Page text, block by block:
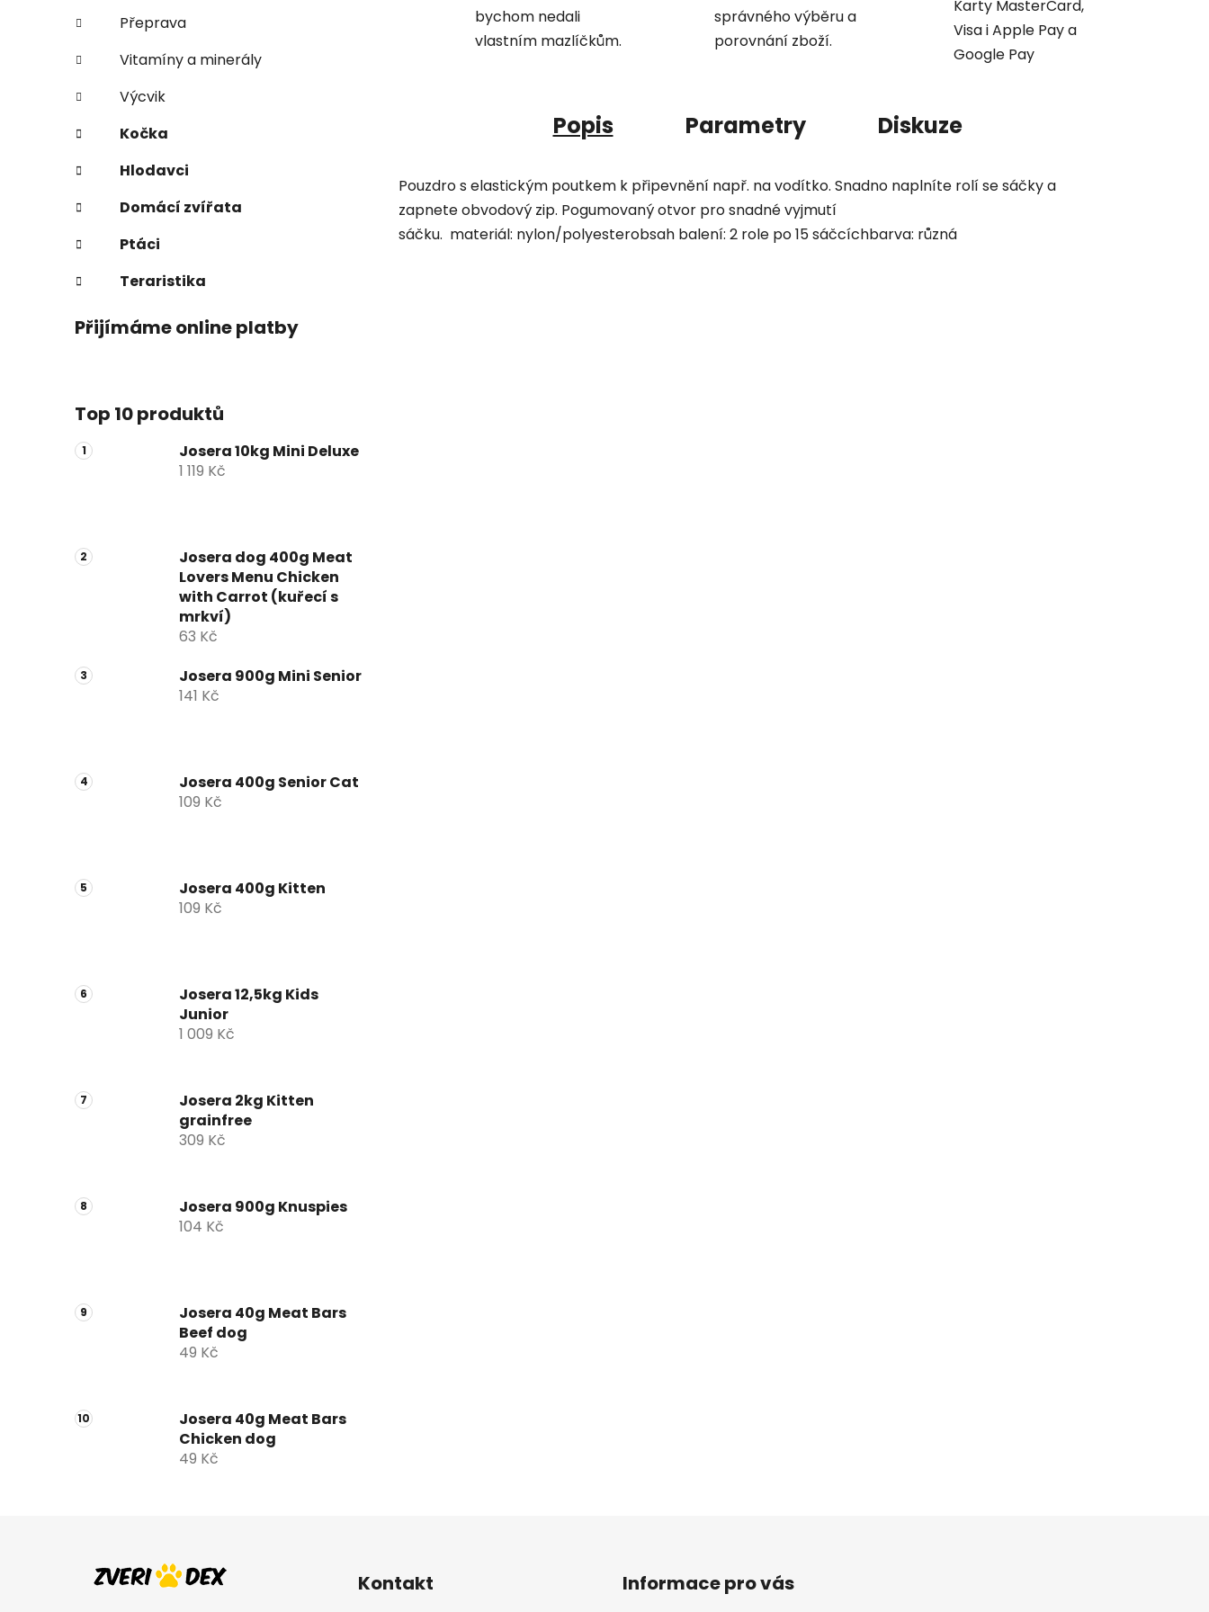
Přeprava
Vitamíny a minerály
Výcvik
Kočka
Hlodavci
Domácí zvířata
Ptáci
Teraristika
Přijímáme online platby
Top 10 produktů
Josera 10kg Mini Deluxe
1 119 Kč
Josera dog 400g Meat
Lovers Menu Chicken
with Carrot (kuřecí s
mrkví)
63 Kč
Josera 900g Mini Senior
141 Kč
Josera 400g Senior Cat
109 Kč
Josera 400g Kitten
109 Kč
Josera 12,5kg Kids
Junior
1 009 Kč
Josera 2kg Kitten
grainfree
309 Kč
Josera 900g Knuspies
104 Kč
Josera 40g Meat Bars
Beef dog
49 Kč
Josera 40g Meat Bars
Chicken dog
49 Kč
bychom nedali
vlastním mazlíčkům.
správného výběru a
porovnání zboží.
Karty MasterCard,
Visa i Apple Pay a
Google Pay
Popis Parametry Diskuze
Pouzdro s elastickým poutkem k připevnění např. na vodítko. Snadno naplníte rolí se sáčky a
zapnete obvodový zip. Pogumovaný otvor pro snadné vyjmutí
sáčku. materiál: nylon/polyesterobsah balení: 2 role po 15 sáčcíchbarva: různá
Kontakt Informace pro vás